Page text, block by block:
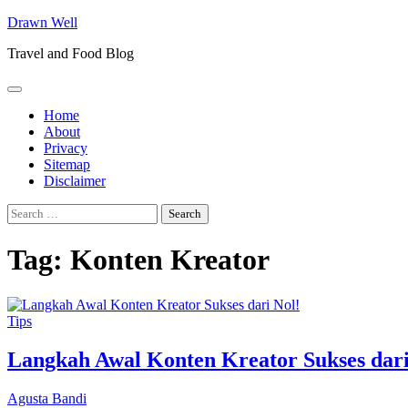
Skip
content
Drawn Well
Travel and Food Blog
Home
About
Privacy
Sitemap
Disclaimer
Search
for:
Tag: Konten Kreator
Tips
Langkah Awal Konten Kreator Sukses
Agusta Bandi